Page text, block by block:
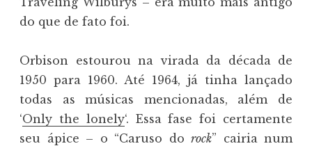
do que de fato foi.
Orbison estourou na virada da década de
1950 para 1960. Até 1964, já tinha lançado
todas as músicas mencionadas, além de
‘Only the lonely‘. Essa fase foi certamente
seu ápice – o “Caruso do rock” cairia num